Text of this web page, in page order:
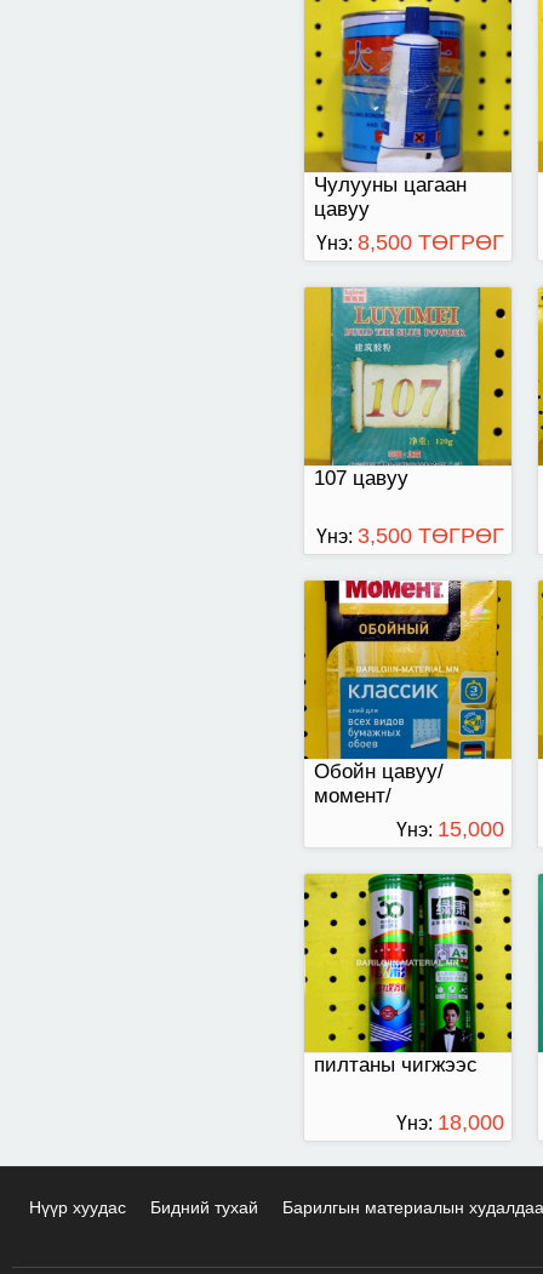
Чулууны цагаан
цавуу
Үнэ: 8,500 ТӨГРӨГ
107 цавуу
120грамм
Үнэ: 3,500 ТӨГРӨГ
Обойн цавуу/
момент/
500 граммаар
савласан
Үнэ: 15,000
ТӨГРӨГ
пилтаны чигжээс
пилта чигжээс
/400мл/
Үнэ: 18,000
ТӨГРӨГ
Нүүр хуудас Бидний тухай Барилгын материалын